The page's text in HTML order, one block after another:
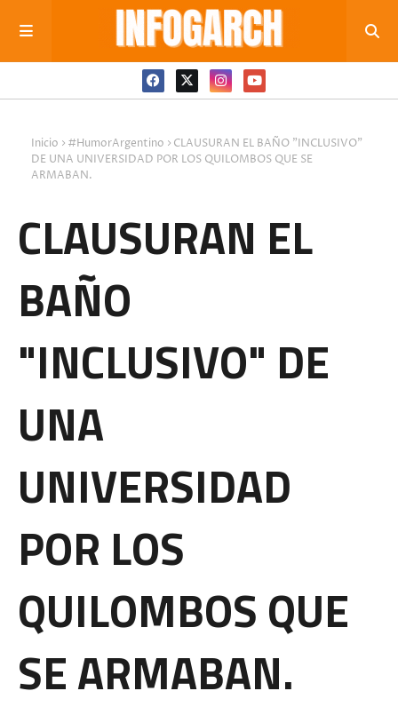
Inicio #HumorArgentino
CLAUSURAN EL BAÑO "INCLUSIVO"
DE UNA UNIVERSIDAD POR LOS QUILOMBOS QUE SE
ARMABAN.
CLAUSURAN EL
BAÑO
"INCLUSIVO" DE
UNA
UNIVERSIDAD
POR LOS
QUILOMBOS QUE
SE ARMABAN.